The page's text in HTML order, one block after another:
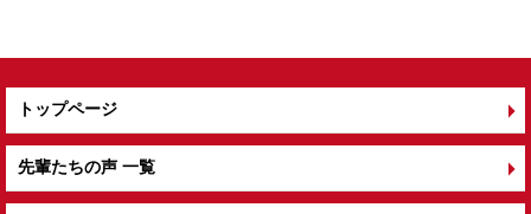
トップページ
先輩たちの声 一覧